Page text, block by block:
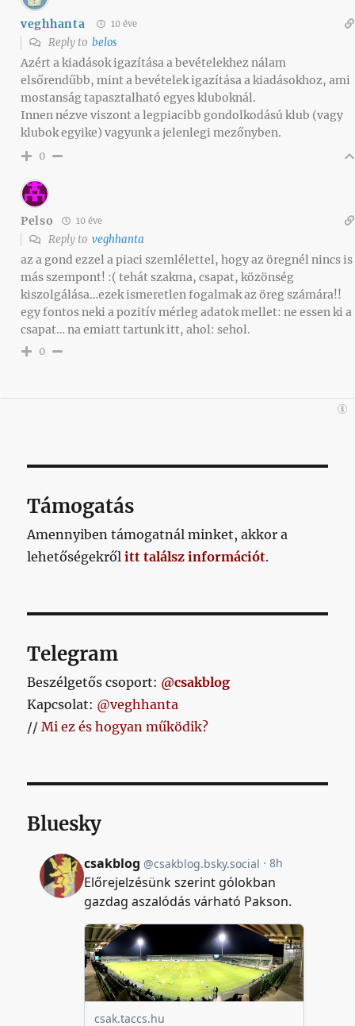
veghhanta 10 éve
Reply to belos
Azért a kiadások igazítása a bevételekhez nálam
elsőrendűbb, mint a bevételek igazítása a kiadásokhoz, ami
mostanság tapasztalható egyes kluboknál.
Innen nézve viszont a legpiacibb gondolkodású klub (vagy
klubok egyike) vagyunk a jelenlegi mezőnyben.
0
Pelso 10 éve
Reply to veghhanta
az a gond ezzel a piaci szemlélettel, hogy az öregnél nincs is
más szempont! :( tehát szakma, csapat, közönség
kiszolgálása…ezek ismeretlen fogalmak az öreg számára!!
egy fontos neki a pozitív mérleg adatok mellet: ne essen ki a
csapat… na emiatt tartunk itt, ahol: sehol.
0
Támogatás
Amennyiben támogatnál minket, akkor a
lehetőségekrőlitt találsz információt.
Telegram
Beszélgetős csoport: @csakblog
Kapcsolat: @veghhanta
//Mi ez és hogyan működik?
Bluesky